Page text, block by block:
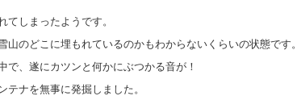
てしまったようです。
山のどこに埋もれているのかもわからないくらいの状態です。
で、遂にカツンと何かにぶつかる音が！
テナを無事に発掘しました。